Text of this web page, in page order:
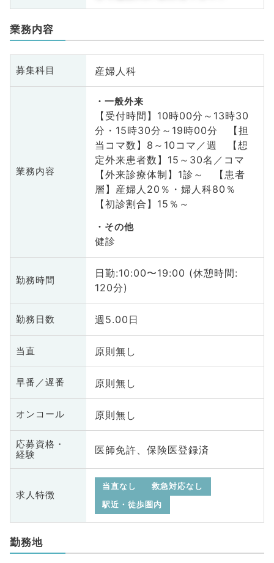
業務内容
募集科目 産婦人科
業務内容
一般外来
【受付時間】10時00分～13時30
分・15時30分～19時00分 【担
当コマ数】8～10コマ／週 【想
定外来患者数】15～30名／コマ
【外来診療体制】1診～ 【患者
層】産婦人20％・婦人科80％
【初診割合】15％～
その他
健診
勤務時間
日勤:10:00〜19:00 (休憩時間:
120分)
勤務日数 週5.00日
当直 原則無し
早番／遅番 原則無し
オンコール 原則無し
応募資格・
経験
医師免許、保険医登録済
求人特徴
当直なし
救急対応なし
駅近・徒歩圏内
勤務地